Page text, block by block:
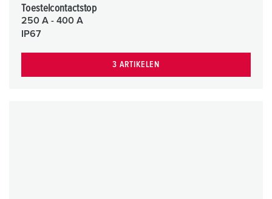
Toestelcontactstop
250 A - 400 A
IP67
3 ARTIKELEN